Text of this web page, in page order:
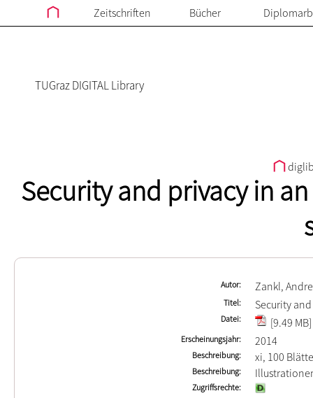
Zeitschriften Bücher
TUGraz DIGITAL Library
Security and privacy in
Autor Zankl,
Titel Security
Datei [9.49 MB]
Erscheinungsjahr 2014
Beschreibung xi, 100
Beschreibung
Zugriffsrechte